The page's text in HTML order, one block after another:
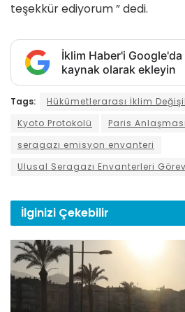
teşekkür ediyorum ” dedi.
İklim Haber'i
kaynak olarak ekleyin
Tags: Hükümetlerarası İklim
Kyoto Protokolü
Paris Anlaşması
seragazı emisyon envanteri
Ulusal Seragazı Envanterleri
İlginizi Çekebilir